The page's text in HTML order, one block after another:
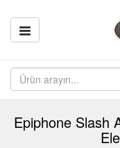
Epiphone Slash